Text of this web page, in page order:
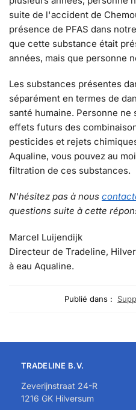
suite de l'accident de
présence de PFAS dans
que cette substance était
années, mais que personne
Les substances présentes
séparément en termes de
santé humaine. Personne
effets futurs des
pesticides et rejets
Aqualine, vous pouvez au
filtration de ces substances.
N'hésitez pas à nous
questions suite à cette
Marcel Luijendijk
Directeur de Tradeline,
à eau Aqualine.
Publié dans :
TRADELINE B.V.
Zeverijnstraat 24-R
1216 GK Hilversum